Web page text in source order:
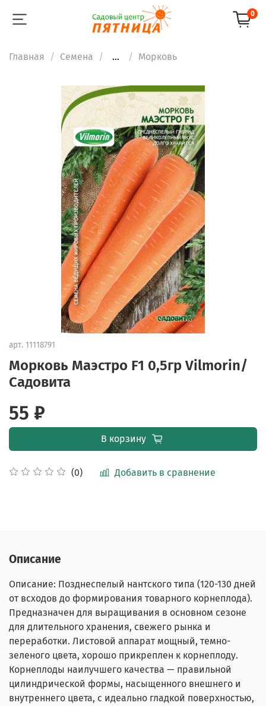
0
Главная Семена ... Морковь
арт. 11118791
Морковь Маэстро F1 0,5гр Vilmorin/
Садовита
(0) Добавить в сравнение
55 ₽
В корзину
Описание
Описание: Позднеспелый нантского типа (120-130 дней
от всходов до формирования товарного корнеплода).
Предназначен для выращивания в основном сезоне
для длительного хранения, свежего рынка и
переработки. Листовой аппарат мощный, темно-
зеленого цвета, хорошо прикреплен к корнеплоду.
Корнеплоды наилучшего качества — правильной
цилиндрической формы, насыщенного внешнего и
внутреннего цвета, с идеально гладкой поверхностью,